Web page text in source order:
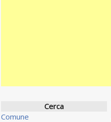
Cerca
Comune